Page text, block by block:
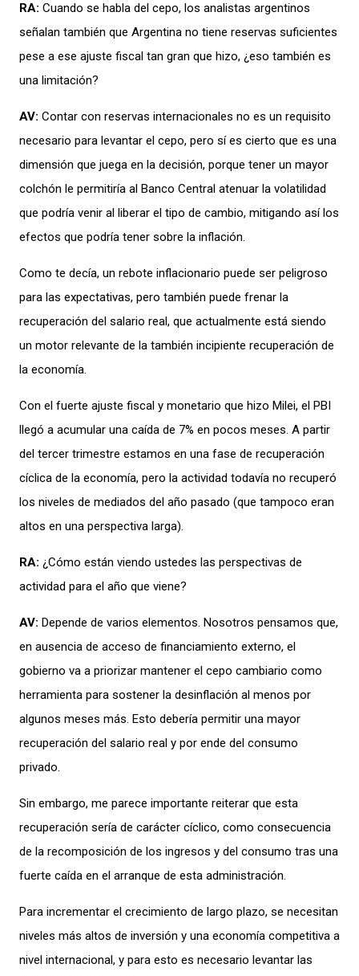
RA: Cuando se habla del cepo, los analistas argentinos
señalan también que Argentina no tiene reservas suficientes
pese a ese ajuste fiscal tan gran que hizo, ¿eso también es
una limitación?
AV: Contar con reservas internacionales no es un requisito
necesario para levantar el cepo, pero síes cierto que es una
dimensión que juega en la decisión, porque tener un mayor
colchón le permitiría al Banco Central atenuar la volatilidad
que podría venir al liberar el tipo de cambio, mitigando asílos
efectos que podría tener sobre la inflación.
Como te decía, un rebote inflacionario puede ser peligroso
para las expectativas, pero también puede frenar la
recuperación del salario real, que actualmente está siendo
un motor relevante de la también incipiente recuperación de
la economía.
Con el fuerte ajuste fiscal y monetario que hizo Milei, el PBI
llegó a acumular una caída de 7% en pocos meses. A partir
del tercer trimestre estamos en una fase de recuperación
cíclica de la economía, pero la actividad todavía no recuperó
los niveles de mediados del año pasado (que tampoco eran
altos en una perspectiva larga).
RA: ¿Cómo están viendo ustedes las perspectivas de
actividad para el año que viene?
AV: Depende de varios elementos. Nosotros pensamos que,
en ausencia de acceso de financiamiento externo, el
gobierno va a priorizar mantener el cepo cambiario como
herramienta para sostener la desinflación al menos por
algunos meses más. Esto debería permitir una mayor
recuperación del salario real y por ende del consumo
privado.
Sin embargo, me parece importante reiterar que esta
recuperación sería de carácter cíclico, como consecuencia
de la recomposición de los ingresos y del consumo tras una
fuerte caída en el arranque de esta administración.
Para incrementar el crecimiento de largo plazo, se necesitan
niveles más altos de inversión y una economía competitiva a
nivel internacional, y para esto es necesario levantar las